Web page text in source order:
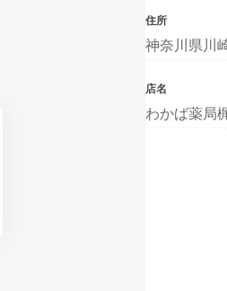
住所
神奈川県川
店名
わかば薬局